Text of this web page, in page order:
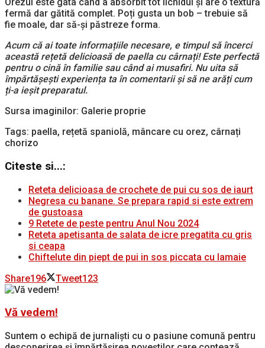
fermă dar gătită complet. Poți gusta un bob – trebuie să
fie moale, dar să-și păstreze forma.
Acum că ai toate informațiile necesare, e timpul să încerci
această rețetă delicioasă de paella cu cârnați! Este perfectă
pentru o cină în familie sau când ai musafiri. Nu uita să
împărtășești experiența ta în comentarii și să ne arăți cum
ți-a ieșit preparatul.
Sursa imaginilor: Galerie proprie
Tags: paella, rețetă spaniolă, mâncare cu orez, cârnați
chorizo
Citeste si...:
Reteta delicioasa de crochete de pui cu sos de iaurt
Negresa cu banane. Se prepara rapid si este extrem
de gustoasa
9 Retete de peste pentru Anul Nou 2024
Reteta apetisanta de salata de icre pregatita cu gris
si ceapa
Chiftelute din piept de pui in sos piccata cu lamaie
Share196 Tweet123
Vă vedem!
Suntem o echipă de jurnaliști cu o pasiune comună pentru